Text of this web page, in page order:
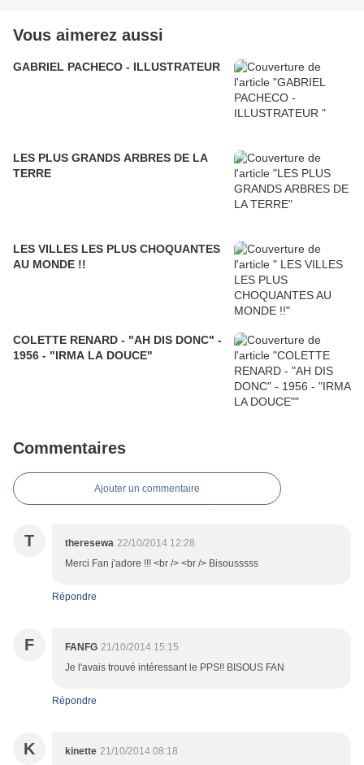
Vous aimerez aussi
GABRIEL PACHECO - ILLUSTRATEUR
LES PLUS GRANDS ARBRES DE LA
TERRE
LES VILLES LES PLUS CHOQUANTES
AU MONDE !!
COLETTE RENARD - "AH DIS DONC" -
1956 - "IRMA LA DOUCE"
Commentaires
Ajouter un commentaire
T theresewa 22/10/2014 12:28
Merci Fan j'adore !!! <br /> <br /> Bisousssss
Répondre
F FANFG 21/10/2014 15:15
Je l'avais trouvé intéressant le PPS!! BISOUS FAN
Répondre
K kinette 21/10/2014 08:18